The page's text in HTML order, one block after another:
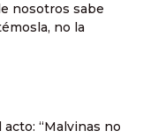
nosotros sabe
no la
“Malvinas no